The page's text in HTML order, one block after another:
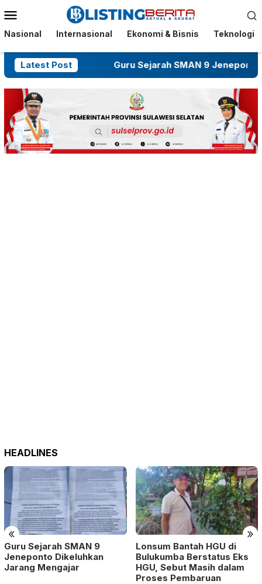
Mobile
Nasional Internasional Ekonomi & Bisnis Teknologi
Latest Post
OTK Guru Sejarah SMAN 9 Jeneponto
HEADLINES
« »
Guru Sejarah SMAN 9
Jeneponto Dikeluhkan
Jarang Mengajar
Lonsum Bantah HGU di
Bulukumba Berstatus Eks
HGU, Sebut Masih dalam
Proses Pembaruan